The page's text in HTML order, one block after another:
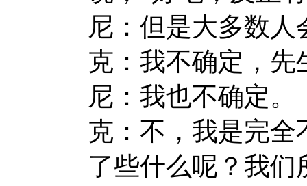
尼：但是大多数
克：我不确定，先
尼：我也不确定。
克：不，我是完
了些什么呢？我